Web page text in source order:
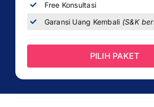
Free Konsultasi
Garansi Uang Kembali (S&K
PILIH PAKET